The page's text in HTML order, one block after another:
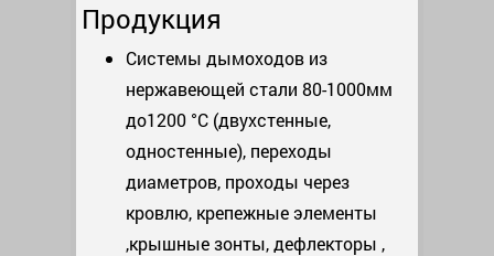
Продукция
Системы дымоходов из
нержавеющей стали 80-1000мм
до1200 °С (двухстенные,
одностенные), переходы
диаметров, проходы через
кровлю, крепежные элементы
,крышные зонты, дефлекторы ,